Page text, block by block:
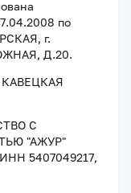
по
г.
Д.20.
КАВЕЦКАЯ
С
"АЖУР"
ИНН 5407049217,